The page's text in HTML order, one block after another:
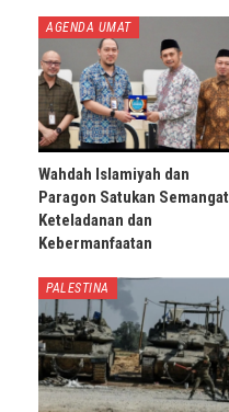
AGENDA UMAT
Wahdah Islamiyah dan
Paragon Satukan Semangat
Keteladanan dan
Kebermanfaatan
PALESTINA